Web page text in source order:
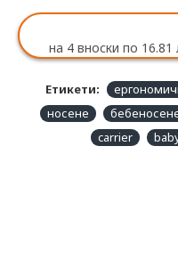
на 4 вноски по 16.81
Етикети:
носене
carrier